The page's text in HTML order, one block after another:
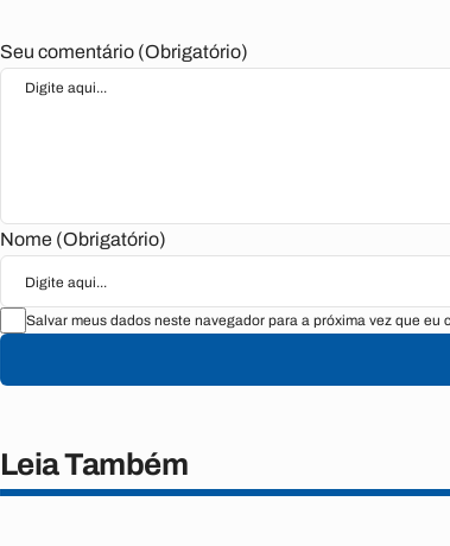
Seu comentário (Obrigatório)
Nome (Obrigatório)
Salvar meus dados neste navegador para a próxima vez que eu
Leia Também